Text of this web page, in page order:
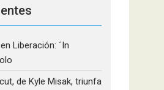
en Liberación: ´In
de Kyle Misak, triunfa